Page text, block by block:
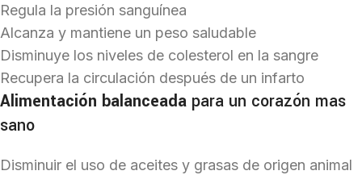
Regula la presión sanguínea
Alcanza y mantiene un peso saludable
Disminuye los niveles de colesterol en la sangre
Recupera la circulación después de un infarto
Alimentación balanceada para un corazón mas
sano
Disminuir el uso de aceites y grasas de origen animal